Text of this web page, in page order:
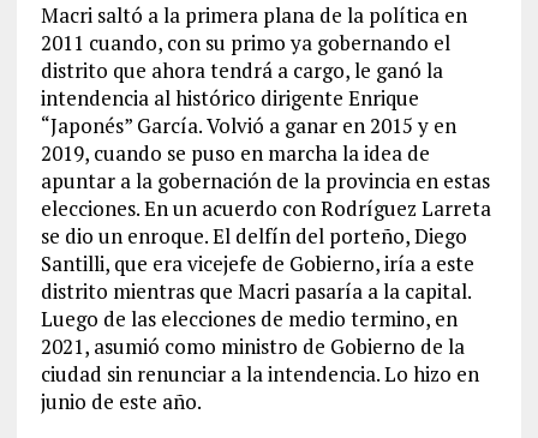
Macri saltó a la primera plana de la política en
2011 cuando, con su primo ya gobernando el
distrito que ahora tendrá a cargo, le ganó la
intendencia al histórico dirigente Enrique
“Japonés” García. Volvió a ganar en 2015 y en
2019, cuando se puso en marcha la idea de
apuntar a la gobernación de la provincia en estas
elecciones. En un acuerdo con Rodríguez Larreta
se dio un enroque. El delfín del porteño, Diego
Santilli, que era vicejefe de Gobierno, iría a este
distrito mientras que Macri pasaría a la capital.
Luego de las elecciones de medio termino, en
2021, asumió como ministro de Gobierno de la
ciudad sin renunciar a la intendencia. Lo hizo en
junio de este año.